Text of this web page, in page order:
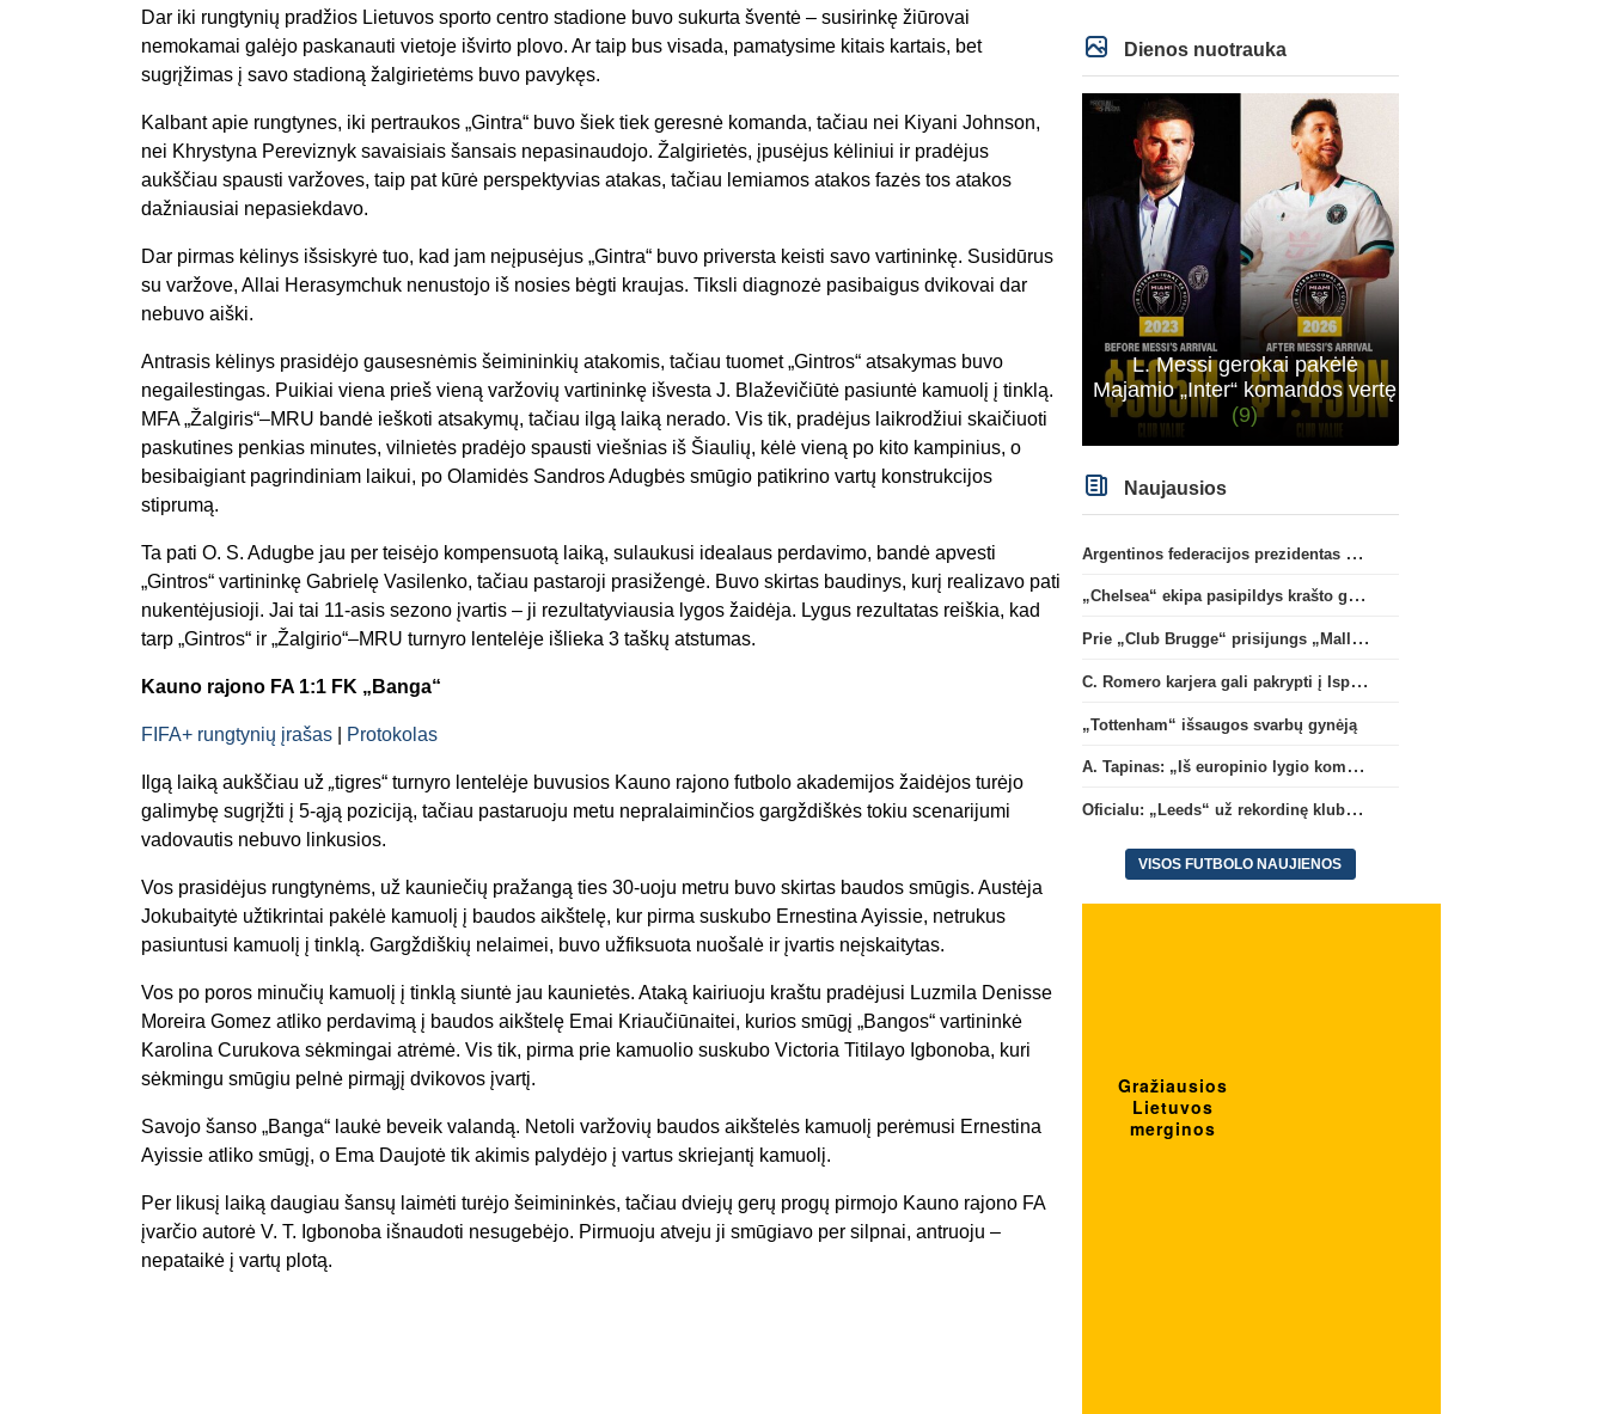
Dar iki rungtynių pradžios Lietuvos sporto centro stadione buvo sukurta šventė – susirinkę žiūrovai
nemokamai galėjo paskanauti vietoje išvirto plovo. Ar taip bus visada, pamatysime kitais kartais, bet
sugrįžimas į savo stadioną žalgirietėms buvo pavykęs.
Kalbant apie rungtynes, iki pertraukos „Gintra“ buvo šiek tiek geresnė komanda, tačiau nei Kiyani Johnson,
nei Khrystyna Pereviznyk savaisiais šansais nepasinaudojo. Žalgirietės, įpusėjus kėliniui ir pradėjus
aukščiau spausti varžoves, taip pat kūrė perspektyvias atakas, tačiau lemiamos atakos fazės tos atakos
dažniausiai nepasiekdavo.
Dar pirmas kėlinys išsiskyrė tuo, kad jam neįpusėjus „Gintra“ buvo priversta keisti savo vartininkę. Susidūrus
su varžove, Allai Herasymchuk nenustojo iš nosies bėgti kraujas. Tiksli diagnozė pasibaigus dvikovai dar
nebuvo aiški.
Antrasis kėlinys prasidėjo gausesnėmis šeimininkių atakomis, tačiau tuomet „Gintros“ atsakymas buvo
negailestingas. Puikiai viena prieš vieną varžovių vartininkę išvesta J. Blaževičiūtė pasiuntė kamuolį į tinklą.
MFA „Žalgiris“–MRU bandė ieškoti atsakymų, tačiau ilgą laiką nerado. Vis tik, pradėjus laikrodžiui skaičiuoti
paskutines penkias minutes, vilnietės pradėjo spausti viešnias iš Šiaulių, kėlė vieną po kito kampinius, o
besibaigiant pagrindiniam laikui, po Olamidės Sandros Adugbės smūgio patikrino vartų konstrukcijos
stiprumą.
Ta pati O. S. Adugbe jau per teisėjo kompensuotą laiką, sulaukusi idealaus perdavimo, bandė apvesti
„Gintros“ vartininkę Gabrielę Vasilenko, tačiau pastaroji prasižengė. Buvo skirtas baudinys, kurį realizavo pati
nukentėjusioji. Jai tai 11-asis sezono įvartis – ji rezultatyviausia lygos žaidėja. Lygus rezultatas reiškia, kad
tarp „Gintros“ ir „Žalgirio“–MRU turnyro lentelėje išlieka 3 taškų atstumas.
Kauno rajono FA 1:1 FK „Banga“
FIFA+ rungtynių įrašas Protokolas
Ilgą laiką aukščiau už „tigres“ turnyro lentelėje buvusios Kauno rajono futbolo akademijos žaidėjos turėjo
galimybę sugrįžti į 5-ąją poziciją, tačiau pastaruoju metu nepralaiminčios gargždiškės tokiu scenarijumi
vadovautis nebuvo linkusios.
Vos prasidėjus rungtynėms, už kauniečių pražangą ties 30-uoju metru buvo skirtas baudos smūgis. Austėja
Jokubaitytė užtikrintai pakėlė kamuolį į baudos aikštelę, kur pirma suskubo Ernestina Ayissie, netrukus
pasiuntusi kamuolį į tinklą. Gargždiškių nelaimei, buvo užfiksuota nuošalė ir įvartis neįskaitytas.
Vos po poros minučių kamuolį į tinklą siuntė jau kaunietės. Ataką kairiuoju kraštu pradėjusi Luzmila Denisse
Moreira Gomez atliko perdavimą į baudos aikštelę Emai Kriaučiūnaitei, kurios smūgį „Bangos“ vartininkė
Karolina Curukova sėkmingai atrėmė. Vis tik, pirma prie kamuolio suskubo Victoria Titilayo Igbonoba, kuri
sėkmingu smūgiu pelnė pirmąjį dvikovos įvartį.
Savojo šanso „Banga“ laukė beveik valandą. Netoli varžovių baudos aikštelės kamuolį perėmusi Ernestina
Ayissie atliko smūgį, o Ema Daujotė tik akimis palydėjo į vartus skriejantį kamuolį.
Per likusį laiką daugiau šansų laimėti turėjo šeimininkės, tačiau dviejų gerų progų pirmojo Kauno rajono FA
įvarčio autorė V. T. Igbonoba išnaudoti nesugebėjo. Pirmuoju atveju ji smūgiavo per silpnai, antruoju –
nepataikė į vartų plotą.
Dienos nuotrauka
L. Messi gerokai pakėlė
Majamio „Inter“ komandos vertę
(9)
Naujausios
Argentinos federacijos prezidentas C. Tapia negailėjo pagyrų G. Infantino
„Chelsea“ ekipa pasipildys krašto gynėju P. Chavarria
Prie „Club Brugge“ prisijungs „Mallorca“ klube atsiskleidęs J. Virgili
C. Romero karjera gali pakrypti į Ispaniją
„Tottenham“ išsaugos svarbų gynėją
A. Tapinas: „Iš europinio lygio komandos gavom gerų pamokų“
Oficialu: „Leeds“ už rekordinę klubui sumą įsigijo Anglijos rinktinės vartininką
VISOS FUTBOLO NAUJIENOS